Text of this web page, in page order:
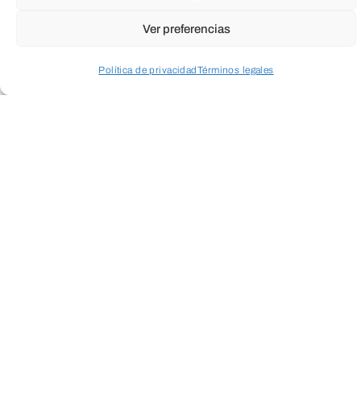
Ver preferencias
Política de privacidadTérminos legales